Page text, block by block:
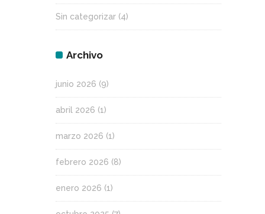
Sin categorizar (4)
Archivo
junio 2026 (9)
abril 2026 (1)
marzo 2026 (1)
febrero 2026 (8)
enero 2026 (1)